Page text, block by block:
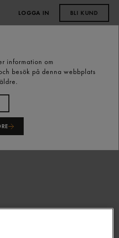
LOGGA IN BLI KUND
Färdigmat
200g Eldorado
information om
besök på denna webbplats